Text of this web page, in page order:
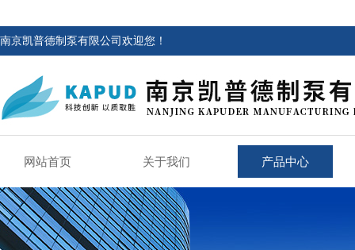
南京凯普德制泵有限公司欢迎您！
网站首页 关于我们 产品中心